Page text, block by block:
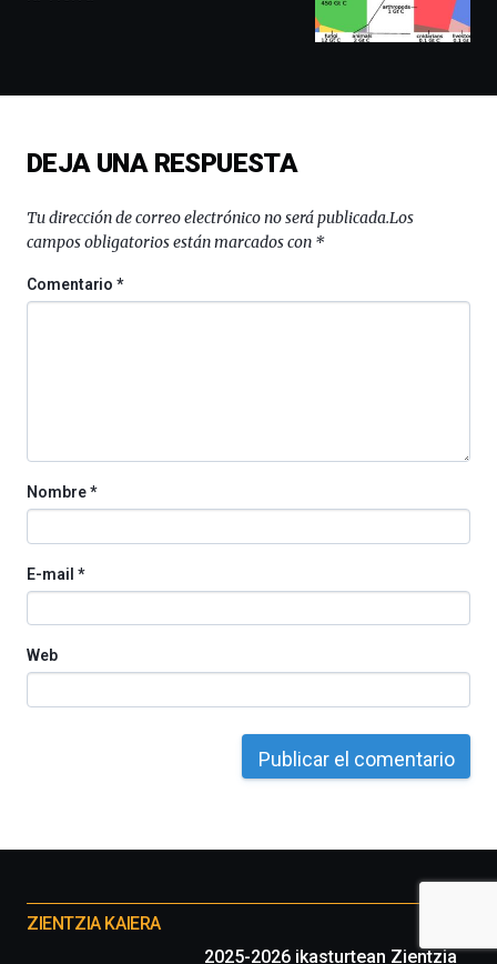
de
16
septiembre
4
DEJA UNA RESPUESTA
Tu dirección de correo electrónico no será publicada.Los
campos obligatorios están marcados con *
Comentario*
Nombre*
E-mail *
Web
proyectos
ZIENTZIA KAIERA
2025-2026 ikasturtean Zientzia